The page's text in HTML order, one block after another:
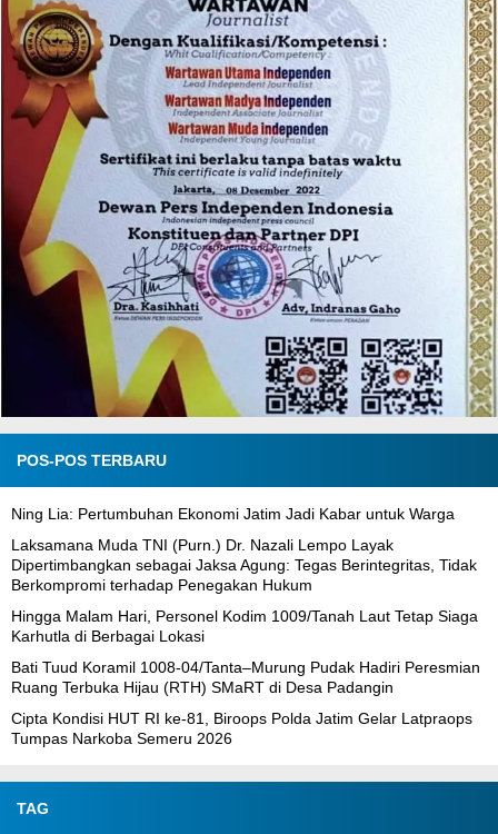
POS-POS TERBARU
Ning Lia: Pertumbuhan Ekonomi Jatim Jadi Kabar untuk Warga
Laksamana Muda TNI (Purn.) Dr. Nazali Lempo Layak
Dipertimbangkan sebagai Jaksa Agung: Tegas Berintegritas, Tidak
Berkompromi terhadap Penegakan Hukum
Hingga Malam Hari, Personel Kodim 1009/Tanah Laut Tetap Siaga
Karhutla di Berbagai Lokasi
Bati Tuud Koramil 1008-04/Tanta–Murung Pudak Hadiri Peresmian
Ruang Terbuka Hijau (RTH) SMaRT di Desa Padangin
Cipta Kondisi HUT RI ke-81, Biroops Polda Jatim Gelar Latpraops
Tumpas Narkoba Semeru 2026
TAG